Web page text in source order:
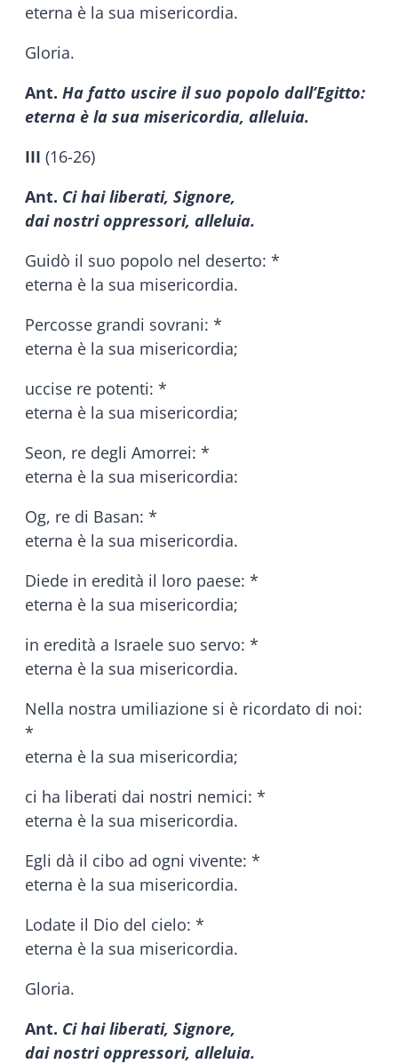
eterna è la sua misericordia.
Gloria.
Ant. Ha fatto uscire il suo popolo dall’Egitto:
eterna è la sua misericordia, alleluia.
III (16-26)
Ant. Ci hai liberati, Signore,
dai nostri oppressori, alleluia.
Guidò il suo popolo nel deserto: *
eterna è la sua misericordia.
Percosse grandi sovrani: *
eterna è la sua misericordia;
uccise re potenti: *
eterna è la sua misericordia;
Seon, re degli Amorrei: *
eterna è la sua misericordia:
Og, re di Basan: *
eterna è la sua misericordia.
Diede in eredità il loro paese: *
eterna è la sua misericordia;
in eredità a Israele suo servo: *
eterna è la sua misericordia.
Nella nostra umiliazione si è ricordato di noi:
*
eterna è la sua misericordia;
ci ha liberati dai nostri nemici: *
eterna è la sua misericordia.
Egli dà il cibo ad ogni vivente: *
eterna è la sua misericordia.
Lodate il Dio del cielo: *
eterna è la sua misericordia.
Gloria.
Ant. Ci hai liberati, Signore,
dai nostri oppressori, alleluia.